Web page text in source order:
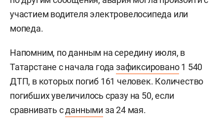
участием водителя электровелосипеда или
мопеда.
Напомним, по данным на середину июля, в
Татарстане с начала годазафиксировано1 540
ДТП, в которых погиб 161 человек. Количество
погибших увеличилось сразу на 50, если
сравнивать сданными за 24 мая.